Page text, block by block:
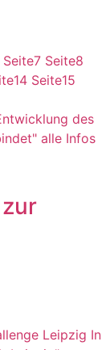
Seite7 Seite8
14 Seite15